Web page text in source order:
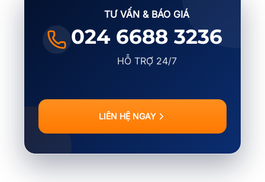
TƯ VẤN & BÁO GIÁ
024 6688 3236
HỖ TRỢ 24/7
LIÊN HỆ NGAY